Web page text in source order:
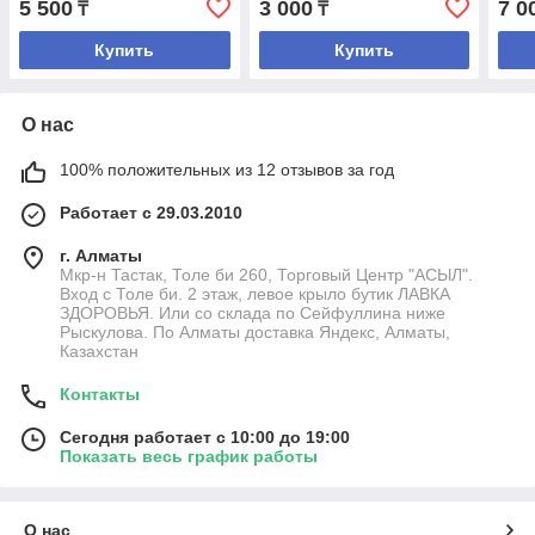
5 500 ₸
Купить
3 000₸
Купить
7
О нас
100% положительных из 12 отзывов за год
Работает с 29.03.2010
г. Алматы
Мкр-н Тастак, Толе би 260, Торговый Центр "АСЫЛ".
Вход с Толе би. 2 этаж, левое крыло бутик ЛАВКА
ЗДОРОВЬЯ. Или со склада по Сейфуллина ниже
Рыскулова. По Алматы доставка Яндекс, Алматы,
Казахстан
Контакты
Сегодня работает с 10:00 до 19:00
Показать весь график работы
О нас